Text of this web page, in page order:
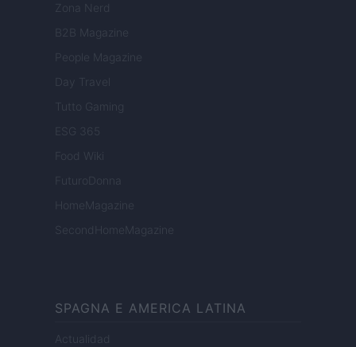
Zona Nerd
B2B Magazine
People Magazine
Day Travel
Tutto Gaming
ESG 365
Food Wiki
FuturoDonna
HomeMagazine
SecondHomeMagazine
SPAGNA E AMERICA LATINA
Actualidad